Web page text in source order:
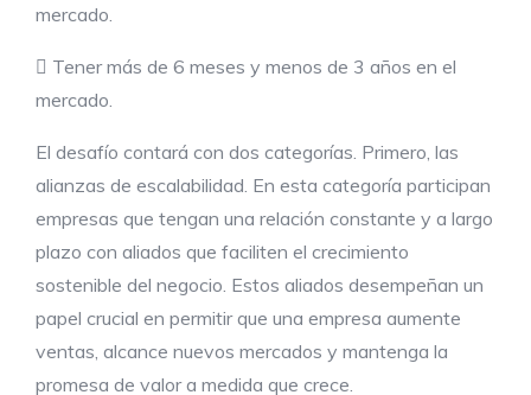
mercado.
 Tener más de 6 meses y menos de 3 años en el
mercado.
El desafío contará con dos categorías. Primero, las
alianzas de escalabilidad. En esta categoría participan
empresas que tengan una relación constante y a largo
plazo con aliados que faciliten el crecimiento
sostenible del negocio. Estos aliados desempeñan un
papel crucial en permitir que una empresa aumente
ventas, alcance nuevos mercados y mantenga la
promesa de valor a medida que crece.